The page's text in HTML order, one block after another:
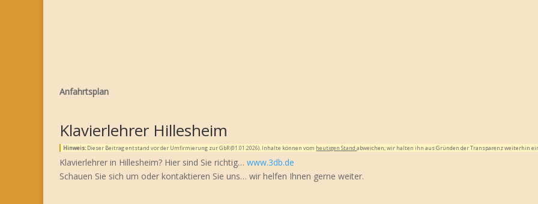
Anfahrtsplan
Klavierlehrer Hillesheim
Hinweis: Dieser Beitrag entstand vor der Umfirmierung zur GbR (01.01.2026). Inhalte können vom heutigen Standabweichen; wir halten ihn aus Gründen der Transparenz weiterhin
Klavierlehrer in Hillesheim? Hier sind Sie richtig…www.3db.de
Schauen Sie sich um oder kontaktieren Sie uns… wir helfen Ihnen gerne weiter.